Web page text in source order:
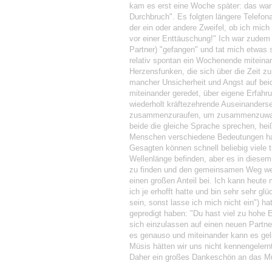
kam es erst eine Woche später: das
Durchbruch". Es folgten längere
der ein oder andere Zweifel, ob ich
vor einer Enttäuschung!" Ich war
Partner) "gefangen" und tat mich
relativ spontan ein Wochenende
Herzensfunken, die sich über die Zeit
mancher Unsicherheit und Angst auf
miteinander geredet, über eigene
wiederholt kräftezehrende
zusammenzuraufen, um
beide die gleiche Sprache sprechen,
Menschen verschiedene Bedeutungen
Gesagten können schnell beliebig viele
Wellenlänge befinden, aber es in
zu finden und den gemeinsamen Weg
einen großen Anteil bei. Ich kann heute
ich je erhofft hatte und bin sehr sehr
sein, sonst lasse ich mich nicht ein")
gepredigt haben: "Du hast viel zu hohe
sich einzulassen auf einen neuen
es genauso und miteinander kann es
Müsis hätten wir uns nicht
Daher ein großes Dankeschön an das